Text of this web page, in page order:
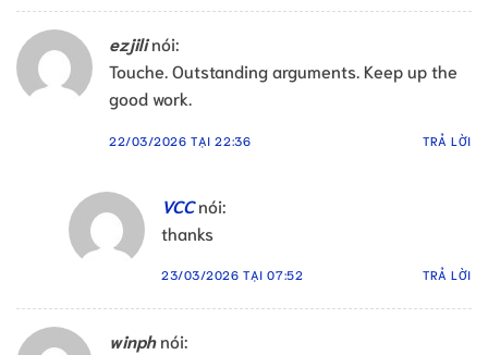
ezjili nói:
Touche. Outstanding arguments. Keep up the
good work.
22/03/2026 TẠI 22:36 TRẢ LỜI
VCC nói:
thanks
23/03/2026 TẠI 07:52 TRẢ LỜI
winph nói: